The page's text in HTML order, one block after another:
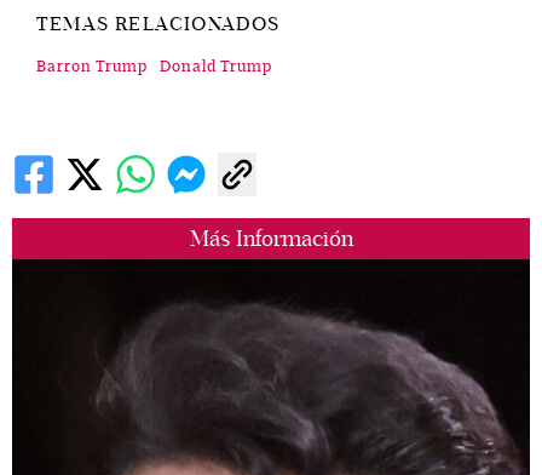
Más Información
TEMAS RELACIONADOS
Barron Trump Donald Trump